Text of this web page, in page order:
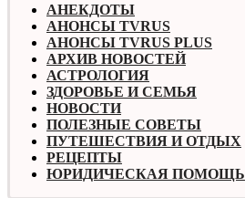
АНЕКДОТЫ
АНОНСЫ TVRUS
АНОНСЫ TVRUS PLUS
АРХИВ НОВОСТЕЙ
АСТРОЛОГИЯ
ЗДОРОВЬЕ И СЕМЬЯ
НОВОСТИ
ПОЛЕЗНЫЕ СОВЕТЫ
ПУТЕШЕСТВИЯ И ОТДЫХ
РЕЦЕПТЫ
ЮРИДИЧЕСКАЯ ПОМОЩЬ